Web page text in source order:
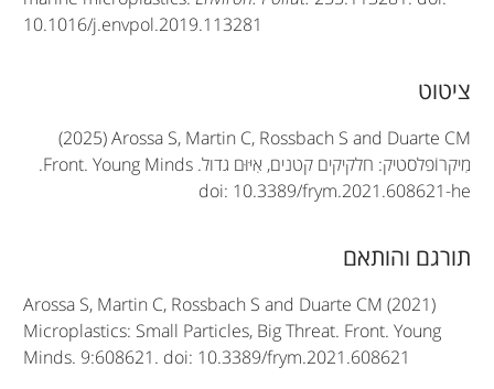
10.1016/j.envpol.2019.113281
A
r
t
i
c
ציטוט
(2025) Arossa S, Martin C, Rossbach S and Duarte CM
מִיקרוֹפלסטיק: חלקיקים קטנים, אִיּוּם גדול. Front. Young Minds
.
doi: 10.3389/frym.2021.608621-he
תורגם והותאם
Arossa S, Martin C, Rossbach S and Duarte CM (2021)
Microplastics: Small Particles, Big Threat. Front. Young
Minds. 9:608621. doi: 10.3389/frym.2021.608621